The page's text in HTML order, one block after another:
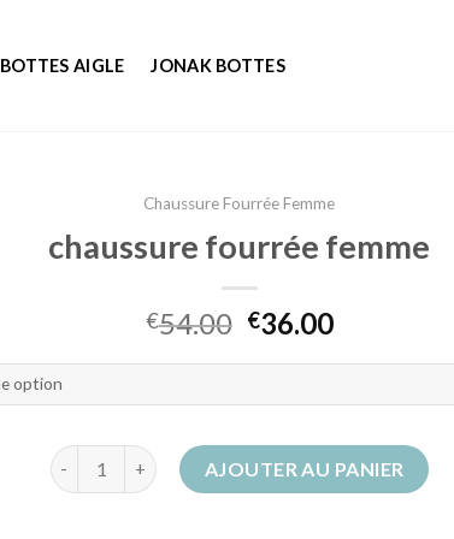
BOTTES AIGLE JONAK BOTTES
Chaussure Fourrée Femme
chaussure fourrée femme
€54.00 €36.00
quantité de chaussure fourrée femme
AJOUTER AU PANIER